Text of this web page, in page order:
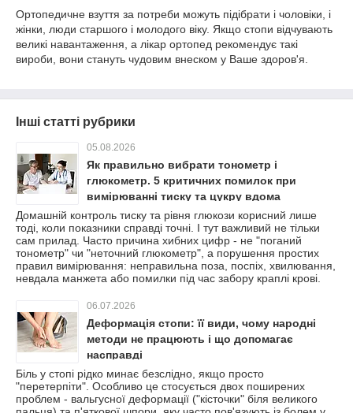
Ортопедичне взуття за потреби можуть підібрати і чоловіки, і
жінки, люди старшого і молодого віку. Якщо стопи відчувають
великі навантаження, а лікар ортопед рекомендує такі
вироби, вони стануть чудовим внеском у Ваше здоров'я.
Інші статті рубрики
05.08.2026
Як правильно вибрати тонометр і
глюкометр. 5 критичних помилок при
вимірюванні тиску та цукру вдома
Домашній контроль тиску та рівня глюкози корисний лише
тоді, коли показники справді точні. І тут важливий не тільки
сам прилад. Часто причина хибних цифр - не "поганий
тонометр" чи "неточний глюкометр", а порушення простих
правил вимірювання: неправильна поза, поспіх, хвилювання,
невдала манжета або помилки під час забору краплі крові.
06.07.2026
Деформація стопи: її види, чому народні
методи не працюють і що допомагає
насправді
Біль у стопі рідко минає безслідно, якщо просто
"перетерпіти". Особливо це стосується двох поширених
проблем - вальгусної деформації ("кісточки" біля великого